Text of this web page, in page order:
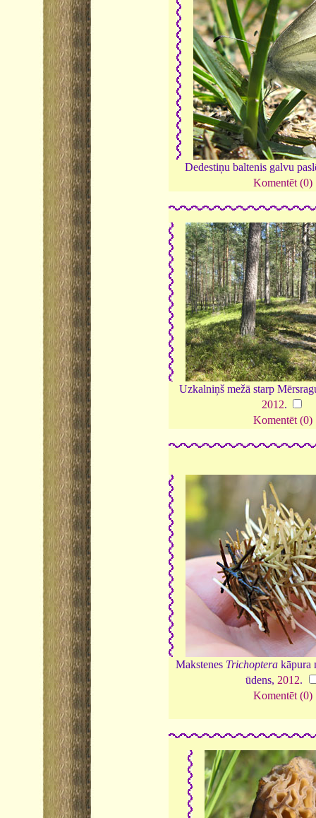
Dedestiņu baltenis galvu
Komentēt (0)
Uzkalniņš mežā starp
2012.
Komentēt (0)
Makstenes Trichoptera kāpura
ūdens, 2012.
Komentēt (0)